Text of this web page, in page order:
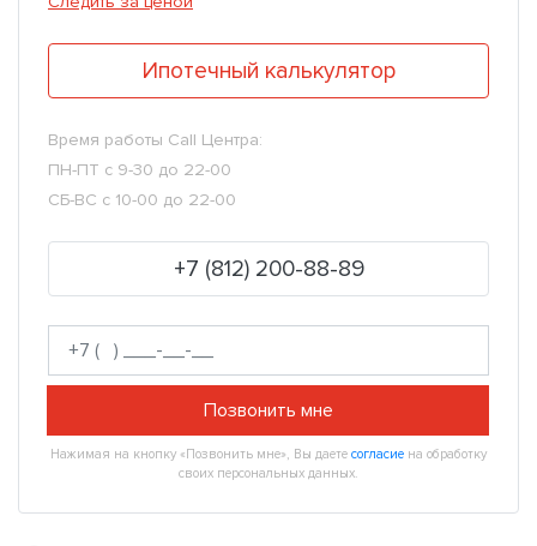
Ипотечный калькулятор
Время работы Call Центра:
ПН-ПТ с 9-30 до 22-00
СБ-ВС с 10-00 до 22-00
+7 (812) 200-88-89
Позвонить мне
Нажимая на кнопку «Позвонить мне», Вы даете согласие на обработку
своих персональных данных.